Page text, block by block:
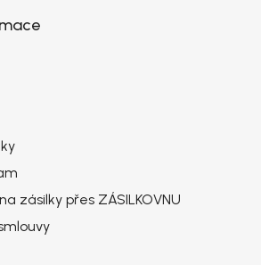
zásilky přes ZÁSILKOVNU